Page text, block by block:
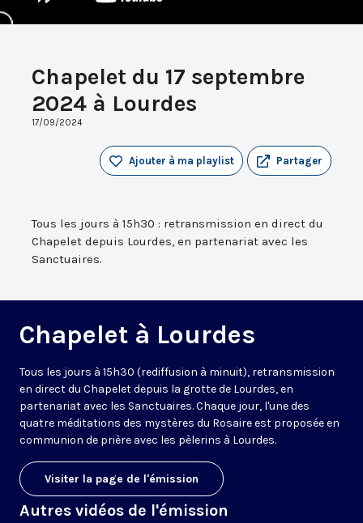
Chapelet du 17 septembre
2024 à Lourdes
17/09/2024
Partager
Ajouter à ma playlist
Tous les jours à 15h30 : retransmission en direct du
Chapelet depuis Lourdes, en partenariat avec les
Sanctuaires.
Chapelet à Lourdes
Tous les jours à 15h30 (rediffusion à minuit), retransmission
en direct du Chapelet depuis la grotte de Lourdes, en
partenariat avec les Sanctuaires. Chaque jour, l'une des
quatre méditations des mystères du Rosaire est proposée en
communion de prière avec les pèlerins à Lourdes.
Visiter la page de l'émission
Autres vidéos de l'émission